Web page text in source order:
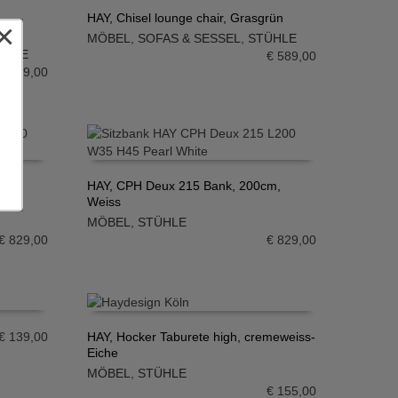
1.209,00
IN DEN WARENKORB
HAY, Chisel lounge chair, Grasgrün
MÖBEL, SOFAS & SESSEL, STÜHLE
€ 589,00
829,00
IN DEN WARENKORB
HAY, CPH Deux 215 Bank, 200cm,
Weiss
MÖBEL, STÜHLE
€ 829,00
139,00
IN DEN WARENKORB
HAY, Hocker Taburete high, cremeweiss-
Eiche
MÖBEL, STÜHLE
€ 155,00